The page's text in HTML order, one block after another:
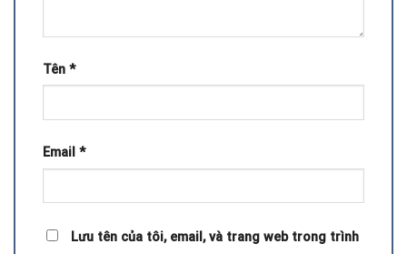
Tên *
Email *
Lưu tên của tôi, email, và trang web trong trình